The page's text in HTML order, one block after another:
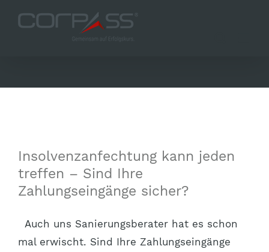
Inhalt
Insolvenzanfechtung kann jeden
treffen – Sind Ihre
Zahlungseingänge sicher?
Auch uns Sanierungsberater hat es schon
mal erwischt. Sind Ihre Zahlungseingänge